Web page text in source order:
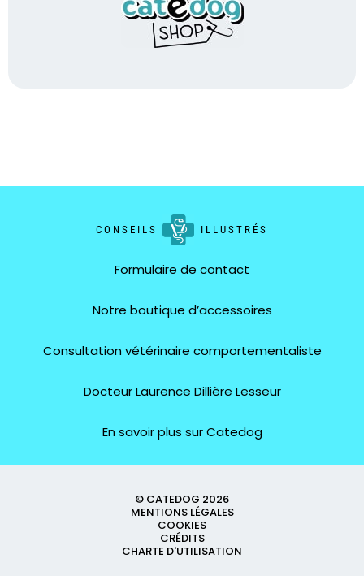
CONSEILS ILLUSTRÉS
Formulaire de contact
Notre boutique d’accessoires
Consultation vétérinaire comportementaliste
Docteur Laurence Dillière Lesseur
En savoir plus sur Catedog
© CATEDOG 2026
MENTIONS LÉGALES
COOKIES
CRÉDITS
CHARTE D'UTILISATION